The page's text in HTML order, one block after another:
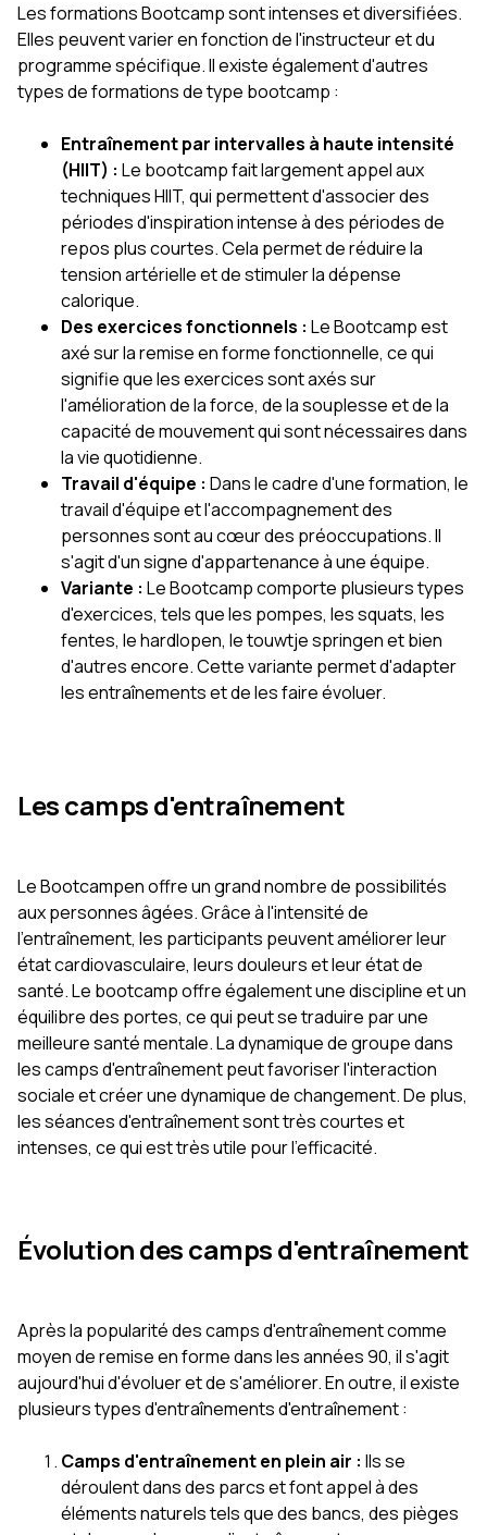
Les formations Bootcamp sont intenses et diversifiées.
Elles peuvent varier en fonction de l'instructeur et du
programme spécifique. Il existe également d'autres
types de formations de type bootcamp :
Entraînement par intervalles à haute intensité
(HIIT) : Le bootcamp fait largement appel aux
techniques HIIT, qui permettent d'associer des
périodes d'inspiration intense à des périodes de
repos plus courtes. Cela permet de réduire la
tension artérielle et de stimuler la dépense
calorique.
Des exercices fonctionnels : Le Bootcamp est
axé sur la remise en forme fonctionnelle, ce qui
signifie que les exercices sont axés sur
l'amélioration de la force, de la souplesse et de la
capacité de mouvement qui sont nécessaires dans
la vie quotidienne.
Travail d'équipe : Dans le cadre d'une formation, le
travail d'équipe et l'accompagnement des
personnes sont au cœur des préoccupations. Il
s'agit d'un signe d'appartenance à une équipe.
Variante : Le Bootcamp comporte plusieurs types
d'exercices, tels que les pompes, les squats, les
fentes, le hardlopen, le touwtje springen et bien
d'autres encore. Cette variante permet d'adapter
les entraînements et de les faire évoluer.
Les camps d'entraînement
Le Bootcampen offre un grand nombre de possibilités
aux personnes âgées. Grâce à l'intensité de
l'entraînement, les participants peuvent améliorer leur
état cardiovasculaire, leurs douleurs et leur état de
santé. Le bootcamp offre également une discipline et un
équilibre des portes, ce qui peut se traduire par une
meilleure santé mentale. La dynamique de groupe dans
les camps d'entraînement peut favoriser l'interaction
sociale et créer une dynamique de changement. De plus,
les séances d'entraînement sont très courtes et
intenses, ce qui est très utile pour l'efficacité.
Évolution des camps d'entraînement
Après la popularité des camps d'entraînement comme
moyen de remise en forme dans les années 90, il s'agit
aujourd'hui d'évoluer et de s'améliorer. En outre, il existe
plusieurs types d'entraînements d'entraînement :
Camps d'entraînement en plein air : Ils se
déroulent dans des parcs et font appel à des
éléments naturels tels que des bancs, des pièges